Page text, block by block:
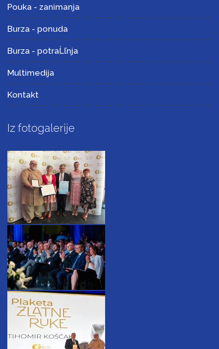
Pouka - zanimanja
Burza - ponuda
Burza - potraĹľnja
Multimedija
Kontakt
Iz fotogalerije